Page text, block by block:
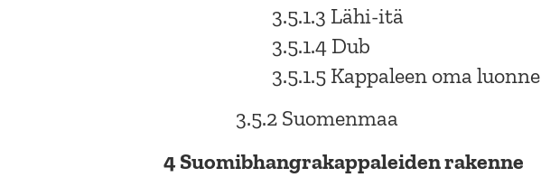
3.5.1.3 Lähi-itä
3.5.1.4 Dub
3.5.1.5 Kappaleen oma luonne
3.5.2 Suomenmaa
4 Suomibhangrakappaleiden rakenne